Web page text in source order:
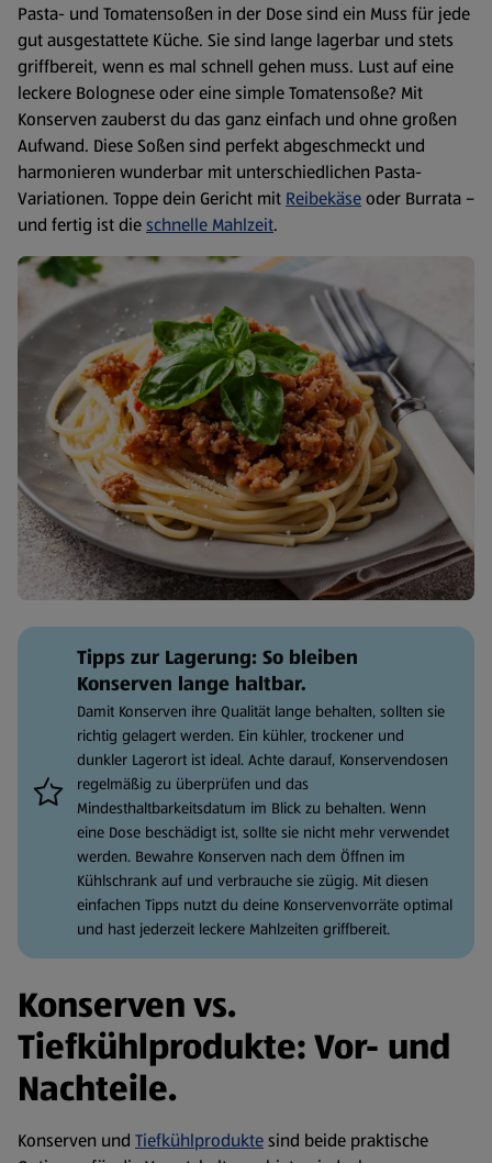
Pasta- und Tomatensoßen in der Dose sind ein Muss für jede
gut ausgestattete Küche. Sie sind lange lagerbar und stets
griffbereit, wenn es mal schnell gehen muss. Lust auf eine
leckere Bolognese oder eine simple Tomatensoße? Mit
Konserven zauberst du das ganz einfach und ohne großen
Aufwand. Diese Soßen sind perfekt abgeschmeckt und
harmonieren wunderbar mit unterschiedlichen Pasta-
Variationen. Toppe dein Gericht mit Reibekäseoder Burrata –
und fertig ist dieschnelle Mahlzeit.
Tipps zur Lagerung: So bleiben
Konserven lange haltbar.
Damit Konserven ihre Qualität lange behalten, sollten sie
richtig gelagert werden. Ein kühler, trockener und
dunkler Lagerort ist ideal. Achte darauf, Konservendosen
regelmäßig zu überprüfen und das
Mindesthaltbarkeitsdatum im Blick zu behalten. Wenn
eine Dose beschädigt ist, sollte sie nicht mehr verwendet
werden. Bewahre Konserven nach dem Öffnen im
Kühlschrank auf und verbrauche sie zügig. Mit diesen
einfachen Tipps nutzt du deine Konservenvorräte optimal
und hast jederzeit leckere Mahlzeiten griffbereit.
Konserven vs.
Tiefkühlprodukte: Vor- und
Nachteile.
Konserven und Tiefkühlproduktesind beide praktische